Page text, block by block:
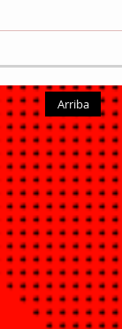
Arriba